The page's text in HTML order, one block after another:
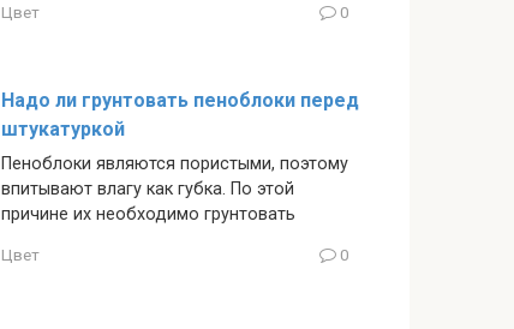
Цвет 0
Надо ли грунтовать пеноблоки перед
штукатуркой
Пеноблоки являются пористыми, поэтому
впитывают влагу как губка. По этой
причине их необходимо грунтовать
Цвет 0